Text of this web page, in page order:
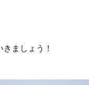
ましょう！